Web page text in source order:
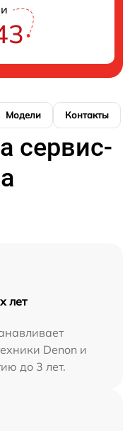
Модели Контакты
сервис-
лет
Denon и
до 3 лет.